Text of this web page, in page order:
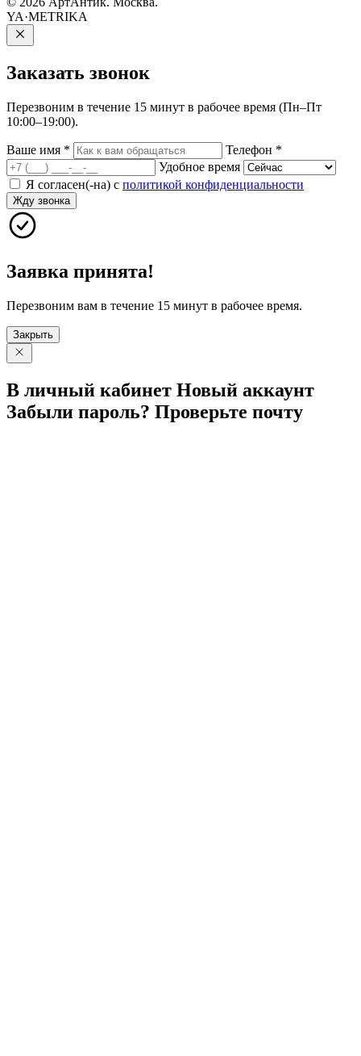
YA·METRIKA
Заказать звонок
Перезвоним в течение 15 минут в рабочее время (Пн–Пт
10:00–19:00).
Ваше имя * Телефон *
Удобное время
Я согласен(-на) с политикой конфиденциальности
Жду звонка
Заявка принята!
Перезвоним вам в течение 15 минут в рабочее время.
Закрыть
В личный кабинет Новый аккаунт
Забыли пароль? Проверьте почту